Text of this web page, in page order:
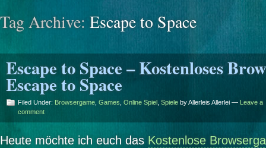
Tag Archive: Escape to Space
Escape to Space – Kostenloses
Escape to Space
Filed Under: Browsergame Games Online Spiel Spiele by Allerleis Allerlei — Leave a
comment
Heute möchte ich euch das Kostenlose